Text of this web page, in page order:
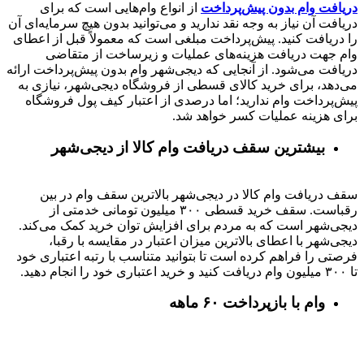
دریافت وام بدون پیش‌پرداخت از انواع وام‌هایی است که برای
دریافت آن نیاز به وجه نقد ندارید و می‌توانید بدون هیچ سرمایه‌ای آن
را دریافت کنید. پیش‌پرداخت مبلغی است که معمولاً قبل از اعطای
وام جهت دریافت هزینه‌های عملیات و زیرساخت از متقاضی
دریافت می‌شود. از آنجایی که دیجی‌شهر وام بدون پیش‌پرداخت ارائه
می‌دهد، برای خرید کالای قسطی از فروشگاه دیجی‌شهر، نیازی به
پیش‌پرداخت وام ندارید؛ اما درصدی از اعتبار کیف پول فروشگاه
برای هزینه عملیات کسر خواهد شد.
بیشترین سقف دریافت وام کالا از دیجی‌شهر
سقف دریافت وام کالا در دیجی‌شهر بالاترین سقف وام در بین
رقباست. سقف خرید قسطی ۳۰۰ میلیون تومانی خدمتی از
دیجی‌شهر است که به مردم برای افزایش توان خرید کمک می‌کند.
دیجی‌شهر با اعطای بالاترین میزان اعتبار در مقایسه با رقبا،
فرصتی را فراهم کرده است تا بتوانید متناسب با رتبه اعتباری خود
تا ۳۰۰ میلیون وام دریافت کنید و خرید اعتباری خود را انجام دهید.
وام با بازپرداخت ۶۰ ماهه